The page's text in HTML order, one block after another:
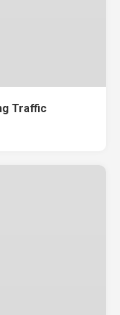
Traffic